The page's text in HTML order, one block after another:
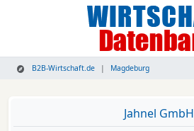
B2B-Wirtschaft.de Magdeburg
Jahnel GmbH